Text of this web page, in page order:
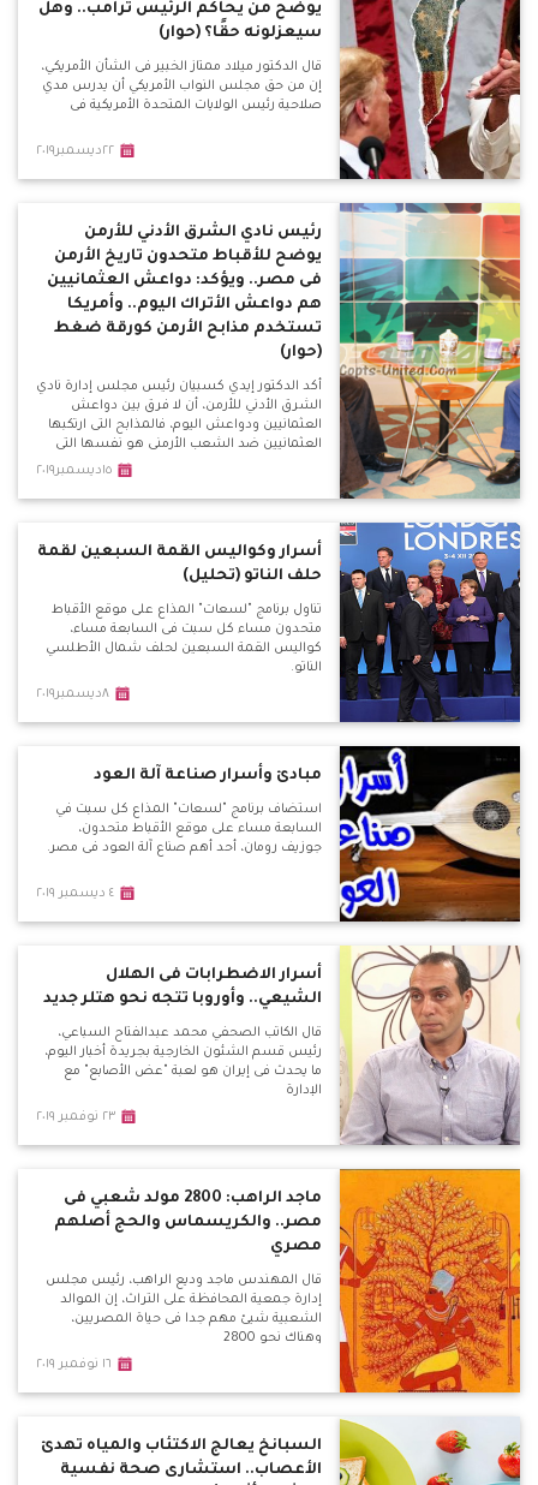
يوضح من يحاكم الرئيس ترامب.. وهل
سيعزلونه حقًا؟ (حوار)
قال الدكتور ميلاد ممتاز الخبير فى الشأن الأمريكي،
إن من حق مجلس النواب الأمريكي أن يدرس مدي
صلاحية رئيس الولايات المتحدة الأمريكية فى
٢٢ديسمبر٢٠١٩
رئيس نادي الشرق الأدني للأرمن
يوضح للأقباط متحدون تاريخ الأرمن
فى مصر.. ويؤكد: دواعش العثمانيين
هم دواعش الأتراك اليوم.. وأمريكا
تستخدم مذابح الأرمن كورقة ضغط
(حوار)
أكد الدكتور إيدي كسبيان رئيس مجلس إدارة نادي
الشرق الأدني للأرمن، أن لا فرق بين دواعش
العثمانيين ودواعش اليوم، فالمذابح التى ارتكبها
العثمانيين ضد الشعب الأرمني هو نفسها التى
١٥ديسمبر٢٠١٩
أسرار وكواليس القمة السبعين لقمة
حلف الناتو (تحليل)
تناول برنامج "لسعات" المذاع على موقع الأقباط
متحدون مساء كل سبت فى السابعة مساء،
كواليس القمة السبعين لحلف شمال الأطلسي
الناتو.
٨ديسمبر٢٠١٩
مبادئ وأسرار صناعة آلة العود
استضاف برنامج "لسعات" المذاع كل سبت في
السابعة مساء على موقع الأقباط متحدون،
جوزيف رومان، أحد أهم صناع آلة العود فى مصر.
٤ ديسمبر ٢٠١٩
أسرار الاضطرابات فى الهلال
الشيعي.. وأوروبا تتجه نحو هتلر جديد
قال الكاتب الصحفي محمد عبدالفتاح السباعي،
رئيس قسم الشئون الخارجية بجريدة أخبار اليوم،
ما يحدث فى إيران هو لعبة "عض الأصابع" مع
الإدارة
٢٣ نوفمبر ٢٠١٩
ماجد الراهب: 2800 مولد شعبي فى
مصر.. والكريسماس والحج أصلهم
مصري
قال المهندس ماجد وديع الراهب، رئيس مجلس
إدارة جمعية المحافظة على التراث، إن الموالد
الشعبية شيئ مهم جدا فى حياة المصريين،
وهناك نحو 2800
١٦ نوفمبر ٢٠١٩
السبانخ يعالج الاكتئاب والمياه تهدئ
الأعصاب.. استشارى صحة نفسية